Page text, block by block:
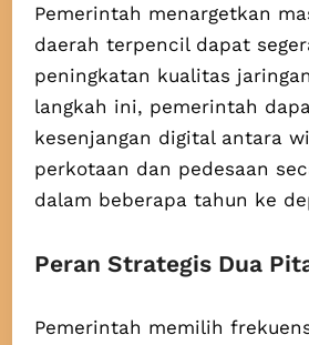
Pemerintah menargetkan
daerah terpencil dapat
peningkatan kualitas
langkah ini, pemerintah
kesenjangan digital antara
perkotaan dan pedesaan
dalam beberapa tahun ke
Peran Strategis Dua
Pemerintah memilih